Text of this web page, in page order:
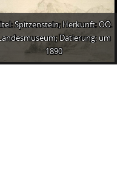
Spitzenstein; Herkunft: OÖ.
Datierung: um
1890